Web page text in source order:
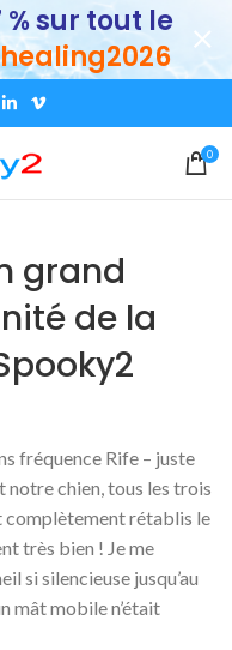
0
grand
de la
fréquence Rife – juste
notre chien, tous les trois
complètement rétablis le
très bien ! Je me
si silencieuse jusqu’au
mât mobile n’était
sur tout le
healing2026